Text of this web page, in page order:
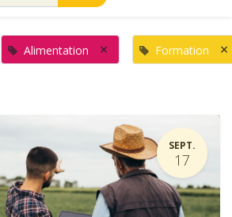
Alimentation × Formation ×
SEPT.
17